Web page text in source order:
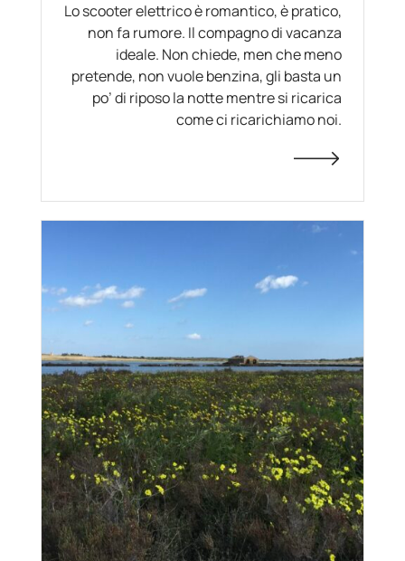
Lo scooter elettrico è romantico, è pratico,
non fa rumore. Il compagno di vacanza
ideale. Non chiede, men che meno
pretende, non vuole benzina, gli basta un
po’ di riposo la notte mentre si ricarica
come ci ricarichiamo noi.